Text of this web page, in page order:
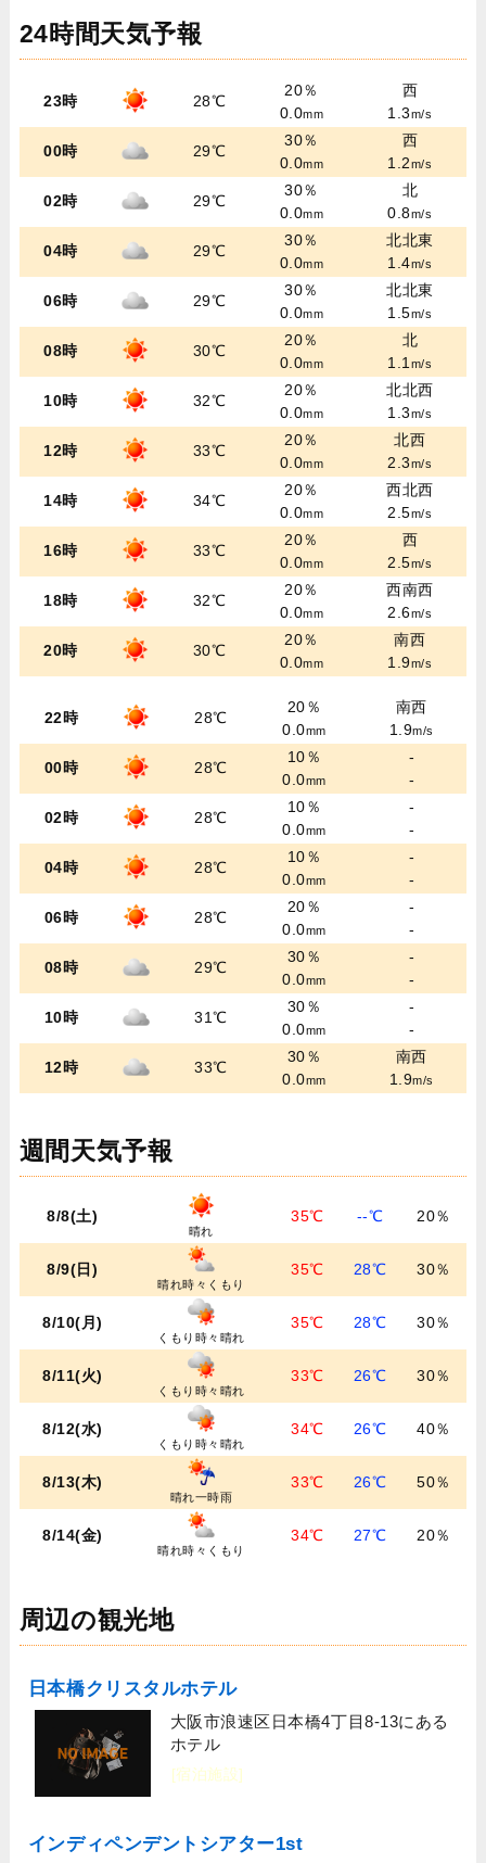
24時間天気予報
23時 28℃
20％
0.0mm
西
1.3m/s
00時 29℃
30％
0.0mm
西
1.2m/s
02時 29℃
30％
0.0mm
北
0.8m/s
04時 29℃
30％
0.0mm
北北東
1.4m/s
06時 29℃
30％
0.0mm
北北東
1.5m/s
08時 30℃
20％
0.0mm
北
1.1m/s
10時 32℃
20％
0.0mm
北北西
1.3m/s
12時 33℃
20％
0.0mm
北西
2.3m/s
14時 34℃
20％
0.0mm
西北西
2.5m/s
16時 33℃
20％
0.0mm
西
2.5m/s
18時 32℃
20％
0.0mm
西南西
2.6m/s
20時 30℃
20％
0.0mm
南西
1.9m/s
22時 28℃
20％
0.0mm
南西
1.9m/s
00時 28℃
10％
0.0mm
-
-
02時 28℃
10％
0.0mm
-
-
04時 28℃
10％
0.0mm
-
-
06時 28℃
20％
0.0mm
-
-
08時 29℃
30％
0.0mm
-
-
10時 31℃
30％
0.0mm
-
-
12時 33℃
30％
0.0mm
南西
1.9m/s
週間天気予報
8/8(土)
晴れ
35℃ --℃ 20％
8/9(日)
晴れ時々くもり
35℃ 28℃ 30％
8/10(月)
くもり時々晴れ
35℃ 28℃ 30％
8/11(火)
くもり時々晴れ
33℃ 26℃ 30％
8/12(水)
くもり時々晴れ
34℃ 26℃ 40％
8/13(木)
晴れ一時雨
33℃ 26℃ 50％
8/14(金)
晴れ時々くもり
34℃ 27℃ 20％
周辺の観光地
日本橋クリスタルホテル
大阪市浪速区日本橋4丁目8-13にある
ホテル
[宿泊施設]
インディペンデントシアター1st